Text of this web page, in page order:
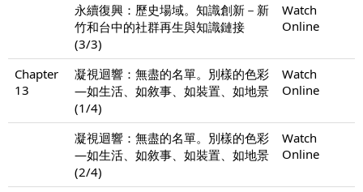
永續復興：歷史場域。知識創新－新
竹和台中的社群再生與知識鏈接
(3/3)
Watch
Online
Chapter
13
凝視迴響：無盡的名單。別樣的色彩
—如生活、如敘事、如裝置、如地景
(1/4)
Watch
Online
凝視迴響：無盡的名單。別樣的色彩
—如生活、如敘事、如裝置、如地景
(2/4)
Watch
Online